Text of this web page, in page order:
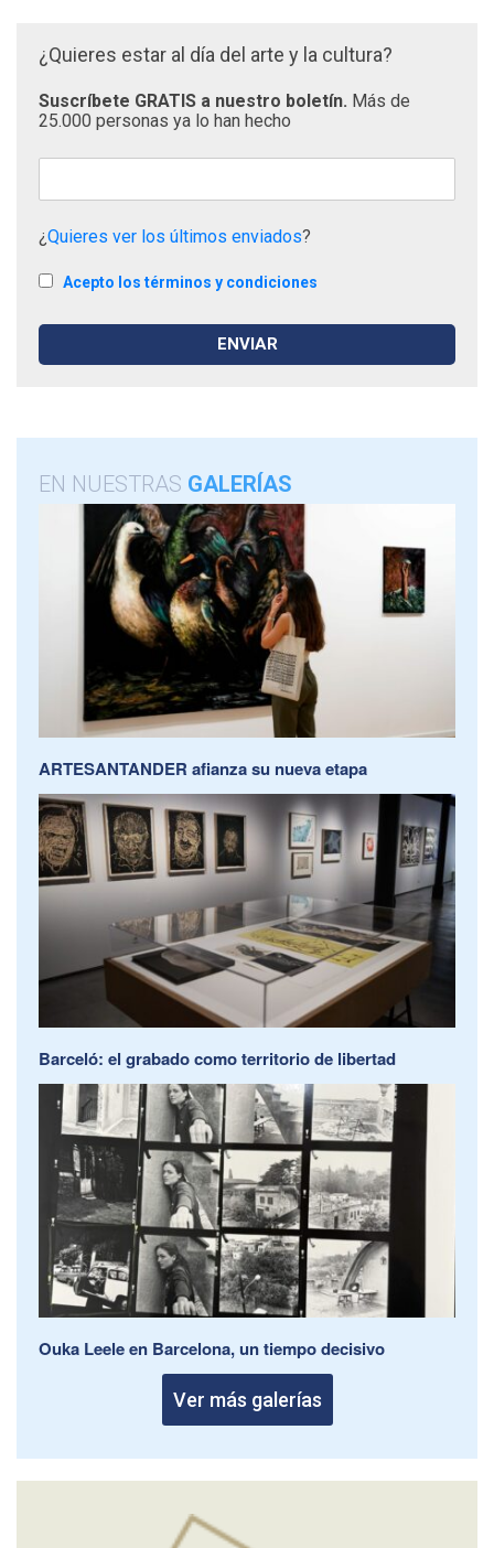
¿Quieres estar al día del arte y la cultura?
Suscríbete GRATIS a nuestro boletín. Más de
25.000 personas ya lo han hecho
¿Quieres ver los últimos enviados?
Acepto los términos y condiciones
EN NUESTRAS GALERÍAS
ARTESANTANDER afianza su nueva etapa
Barceló: el grabado como territorio de libertad
Ouka Leele en Barcelona, un tiempo decisivo
Ver más galerías